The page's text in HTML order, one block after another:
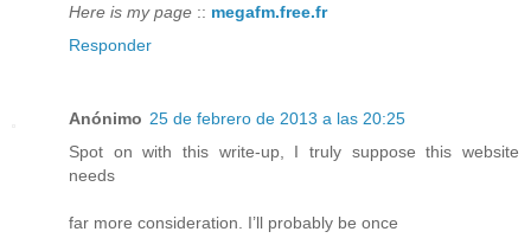
Here is my page :: megafm.free.fr
Responder
Anónimo 25 de febrero de 2013 a las 20:25
Spot on with this write-up, I truly suppose this website
needs
far more consideration. I’ll probably be once